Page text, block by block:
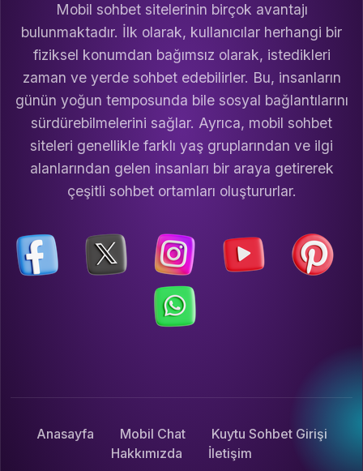
Mobil sohbet sitelerinin birçok avantajı
bulunmaktadır. İlk olarak, kullanıcılar herhangi bir
fiziksel konumdan bağımsız olarak, istedikleri
zaman ve yerde sohbet edebilirler. Bu, insanların
günün yoğun temposunda bile sosyal bağlantılarını
sürdürebilmelerini sağlar. Ayrıca, mobil sohbet
siteleri genellikle farklı yaş gruplarından ve ilgi
alanlarından gelen insanları bir araya getirerek
çeşitli sohbet ortamları oluştururlar.
Anasayfa Mobil Chat
Kuytu Sohbet Girişi
Hakkımızda
İletişim